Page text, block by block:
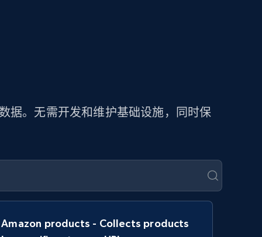
据。无需开发和维护基础设施，同时保
Amazon products - Collects products